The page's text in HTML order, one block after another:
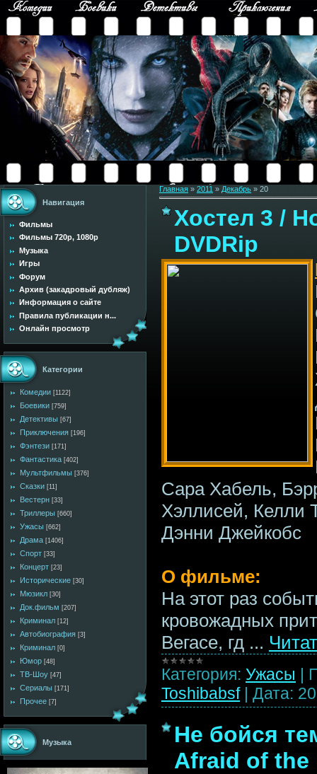
Навигация
Фильмы
Фильмы 720p, 1080p
Музыка
Игры
Форум
Архив (закадровый дубляж)
Информация о сайте
Правила публикации н...
Онлайн просмотр
Категории
Комедии [1122]
Боевики [759]
Детективы [67]
Приключения [196]
Фэнтези [171]
Фантастика [402]
Мультфильмы [376]
Сказки [11]
Вестерн [33]
Триллеры [660]
Ужасы [662]
Драма [1406]
Спорт [33]
Концерт [23]
Исторические [30]
Мюзикл [30]
Док.фильм [207]
Криминал [12]
Автобиография [3]
Криминал [0]
Юмор [48]
ТВ-Шоу [47]
Сериалы [171]
Прочее [7]
Музыка
Главная » 2011 » Декабрь » 20
Хостел 3 /
DVDRip
Сара Хабель,
Хэллисей, Келли
Дэнни Джейкобс
О фильме:
На этот раз
кровожадных
Вегасе, гд ...
Категория: Ужасы |
Toshibabsf | Дата:
Не бойся
Afraid of the